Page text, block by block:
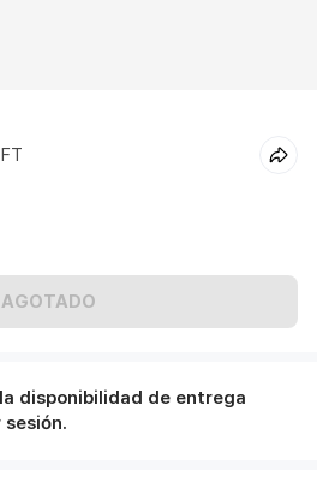
AGOTADO
disponibilidad de entrega